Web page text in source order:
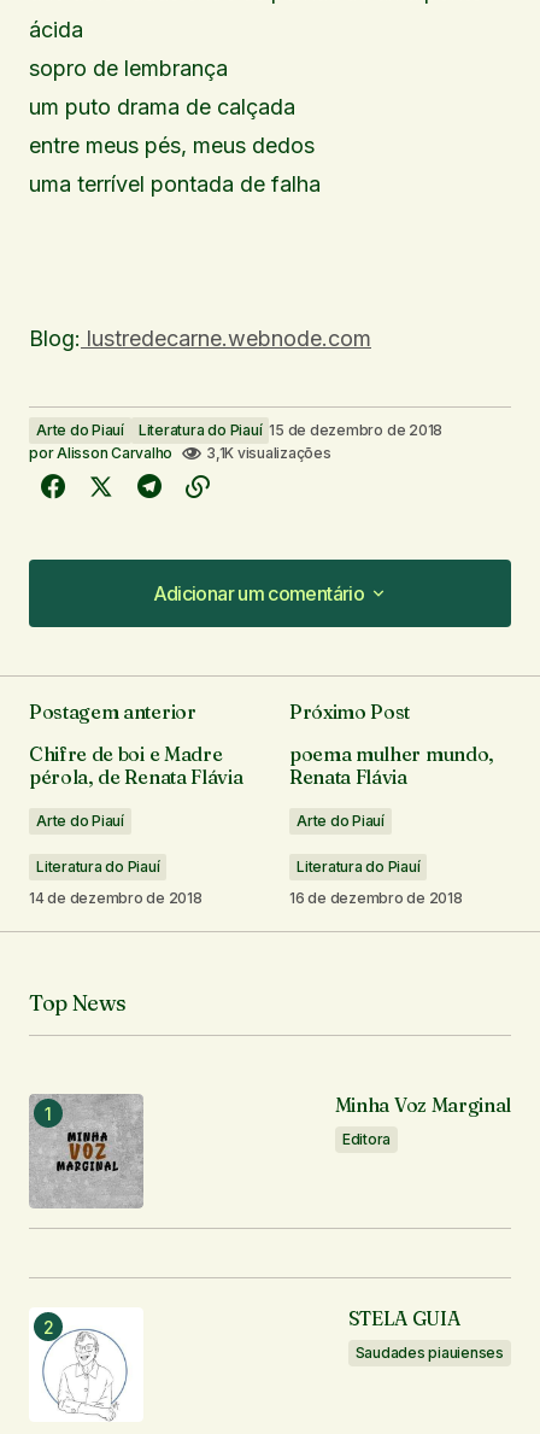
ácida
sopro de lembrança
um puto drama de calçada
entre meus pés, meus dedos
uma terrível pontada de falha
Blog: lustredecarne.webnode.com
Arte do Piauí Literatura do Piauí 15 de dezembro de 2018
porAlisson Carvalho 3,1K visualizações
Adicionar um comentário
Adicionar um comentário
O seu endereço de e-mail não será publicado.
Campos obrigatórios são marcados com*
Comentário
Notifique-me sobre novos comentários por e-mail.
Notifique-me sobre novas publicações por e-mail.
Postagem anterior
Chifre de boi e Madre
pérola, de Renata Flávia
Arte do Piauí
Literatura do Piauí
14 de dezembro de 2018
Próximo Post
poema mulher mundo,
Renata Flávia
Arte do Piauí
Literatura do Piauí
16 de dezembro de 2018
Top News
Minha Voz Marginal
Editora
STELA GUIA
Saudades piauienses